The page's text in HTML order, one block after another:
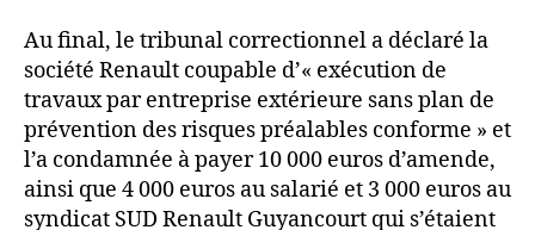
Au final, le tribunal correctionnel a déclaré la
société Renault coupable d’« exécution de
travaux par entreprise extérieure sans plan de
prévention des risques préalables conforme » et
l’a condamnée à payer 10 000 euros d’amende,
ainsi que 4 000 euros au salarié et 3 000 euros au
syndicat SUD Renault Guyancourt qui s’étaient